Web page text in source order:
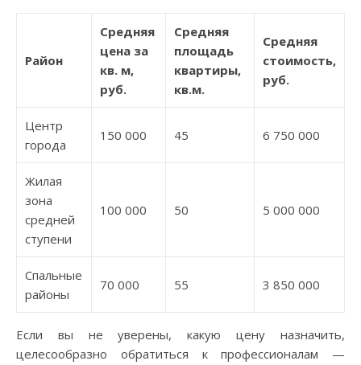
Район
Средняя
цена за
кв. м,
руб.
Средняя
площадь
квартиры,
кв.м.
Средняя
стоимость,
руб.
Центр
города
150 000 45 6 750 000
Жилая
зона
средней
ступени
100 000 50 5 000 000
Спальные
районы
70 000 55 3 850 000
Если вы не уверены, какую цену назначить,
целесообразно обратиться к профессионалам —